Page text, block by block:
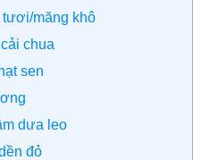
măng khô
chua
sen
dưa leo
đỏ